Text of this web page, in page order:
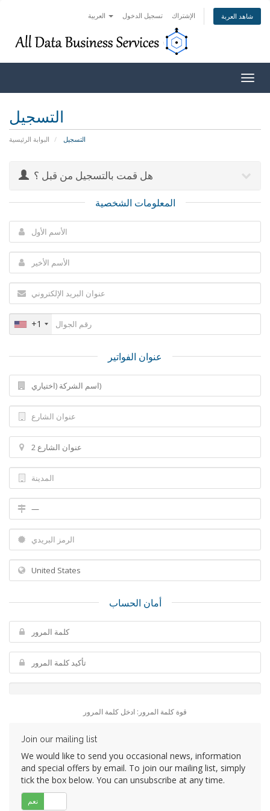
تسجيل الدخول الإشتراك شاهد العربة
التسجيل
البوابة الرئيسية التسجيل
هل قمت بالتسجيل من قبل ؟
المعلومات الشخصية
+1
عنوان الفواتير
أمان الحساب
قوة كلمة المرور: ادخل كلمة المرور
Join our mailing list
We would like to send you occasional news, information
and special offers by email. To join our mailing list, simply
tick the box below. You can unsubscribe at any time.
نعم